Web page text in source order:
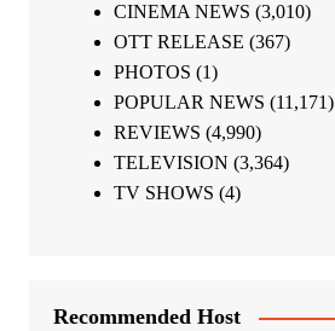
CINEMA NEWS (3,010)
OTT RELEASE (367)
PHOTOS (1)
POPULAR NEWS (11,171)
REVIEWS (4,990)
TELEVISION (3,364)
TV SHOWS (4)
Recommended Host